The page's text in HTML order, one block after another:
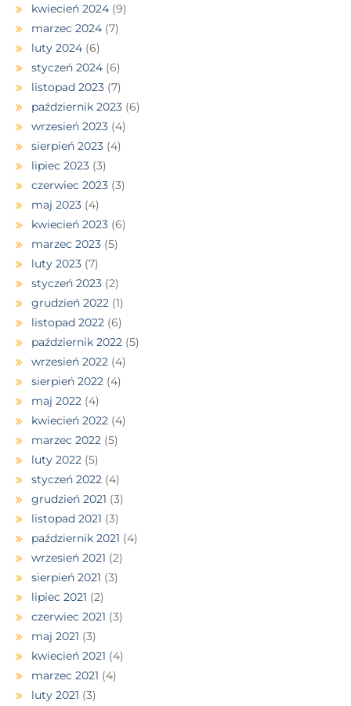
kwiecień 2024 (9)
marzec 2024 (7)
luty 2024 (6)
styczeń 2024 (6)
listopad 2023 (7)
październik 2023 (6)
wrzesień 2023 (4)
sierpień 2023 (4)
lipiec 2023 (3)
czerwiec 2023 (3)
maj 2023 (4)
kwiecień 2023 (6)
marzec 2023 (5)
luty 2023 (7)
styczeń 2023 (2)
grudzień 2022 (1)
listopad 2022 (6)
październik 2022 (5)
wrzesień 2022 (4)
sierpień 2022 (4)
maj 2022 (4)
kwiecień 2022 (4)
marzec 2022 (5)
luty 2022 (5)
styczeń 2022 (4)
grudzień 2021 (3)
listopad 2021 (3)
październik 2021 (4)
wrzesień 2021 (2)
sierpień 2021 (3)
lipiec 2021 (2)
czerwiec 2021 (3)
maj 2021 (3)
kwiecień 2021 (4)
marzec 2021 (4)
luty 2021 (3)